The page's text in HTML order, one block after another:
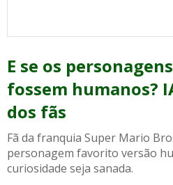
E se os
fossem humanos?
dos fãs
Fã da franquia Super Mario
personagem favorito versão
curiosidade seja sanada.